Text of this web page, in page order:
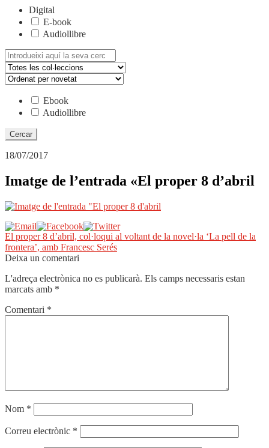
Digital
E-book
Audiollibre
Cerca:
Ebook
Audiollibre
18/07/2017
Imatge de l’entrada «El proper 8 d’abril
Navegació
d'entrades
Entrada
anterior:
El proper 8 d’abril, col·loqui al voltant de la novel·la ‘La pell de la
frontera’, amb Francesc Serés
Deixa un comentari
L'adreça electrònica no es publicarà. Els camps necessaris estan
marcats amb *
Comentari *
Nom *
Correu electrònic *